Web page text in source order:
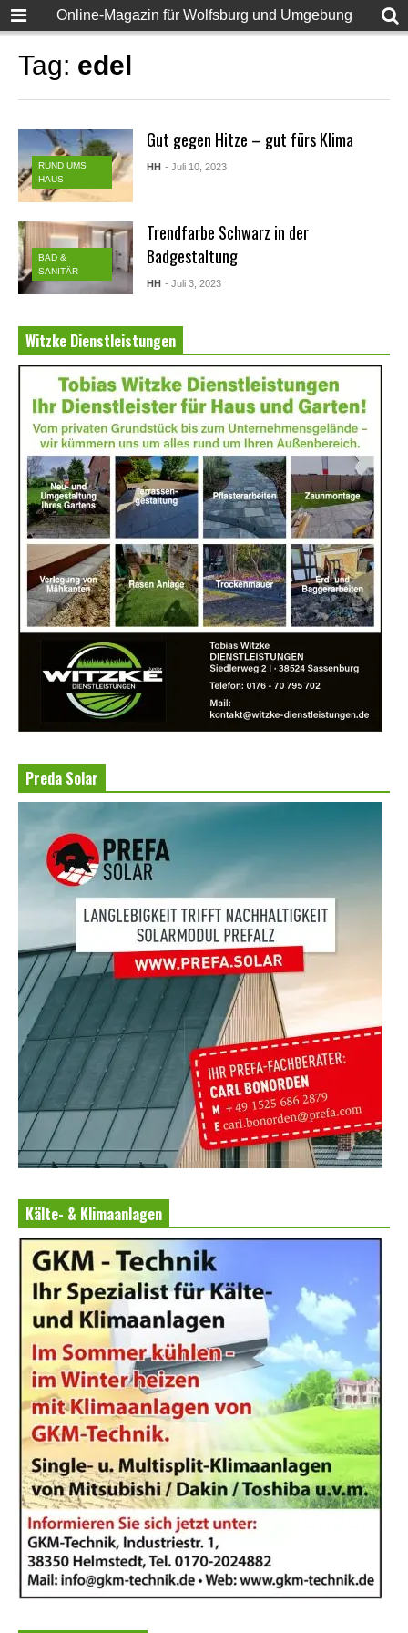
Online-Magazin für Wolfsburg und Umgebung
Tag: edel
RUND UMS
HAUS
Gut gegen Hitze – gut fürs Klima
HH - Juli 10, 2023
BAD &
SANITÄR
Trendfarbe Schwarz in der
Badgestaltung
HH - Juli 3, 2023
Witzke Dienstleistungen
Preda Solar
Kälte- & Klimaanlagen